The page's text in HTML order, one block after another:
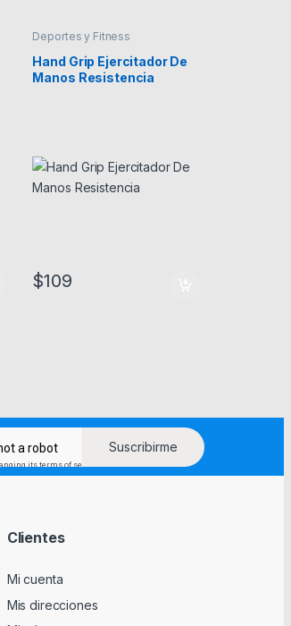
Deportes y Fitness
Hand Grip Ejercitador De
Manos Resistencia
$109
Clientes
Mi cuenta
Mis direcciones